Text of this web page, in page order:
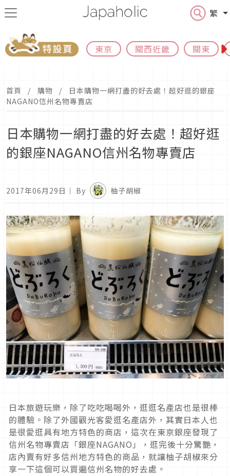
繁
東京 關西近畿 關東
首頁 購物
日本購物一網打盡的好去處！超好逛的銀座
NAGANO信州名物專賣店
日本購物一網打盡的好去處！超好逛
的銀座NAGANO信州名物專賣店
2017年06月29日 ｜ By 柚子胡椒
日本旅遊玩樂，除了吃吃喝喝外，逛逛名產店也是很棒
的體驗。除了外國觀光客愛逛名產店外，其實日本人也
是很愛逛具有地方特色的商店，這次在東京銀座發現了
信州名物專賣店「銀座NAGANO」，逛完後十分驚艷，
店內賣有好多信州地方特色的商品，就讓柚子胡椒來分
享一下這個可以買遍信州名物的好去處。